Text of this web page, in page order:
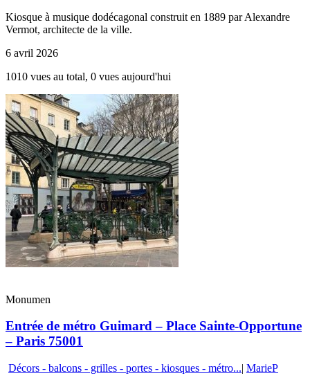
Kiosque à musique dodécagonal construit en 1889 par Alexandre
Vermot, architecte de la ville.
6 avril 2026
1010 vues au total, 0 vues aujourd'hui
Monumen
Entrée de métro Guimard – Place Sainte-Opportune
– Paris 75001
Décors - balcons - grilles - portes - kiosques - métro...| MarieP